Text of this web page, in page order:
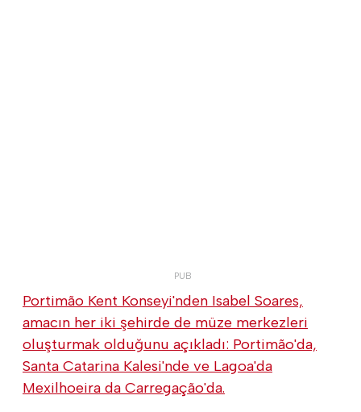
Portimão Kent Konseyi'nden Isabel Soares,
amacın her iki şehirde de müze merkezleri
oluşturmak olduğunu açıkladı: Portimão'da,
Santa Catarina Kalesi'nde ve Lagoa'da
Mexilhoeira da Carregação'da.